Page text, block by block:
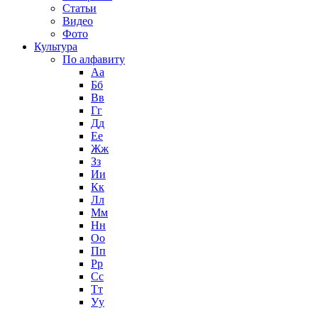
Статьи
Видео
Фото
Культура
По алфавиту
Аа
Бб
Вв
Гг
Дд
Ее
Жж
Зз
Ии
Кк
Лл
Мм
Нн
Оо
Пп
Рр
Сс
Тт
Уу